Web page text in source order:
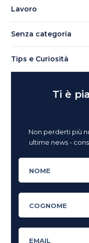
Lavoro
Senza categoria
Tips e Curiosità
Ti è
Non perderti più
ultime news -